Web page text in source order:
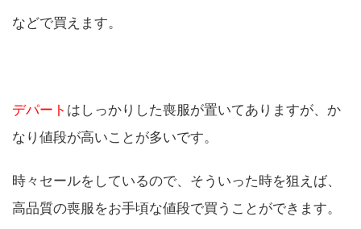
などで買えます。
デパート はしっかりした喪服が置いてありますが、か
なり値段が高いことが多いです。
時々セールをしているので、そういった時を狙えば、
高品質の喪服をお手頃な値段で買うことができます。